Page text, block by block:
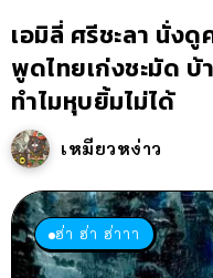
เอมิลี่ ศรีชะลา นั่ง
พูดไทยเก่งชะมัด บ้
ทำไมหุบยิ้มไม่ได้
เหมียวหง่าว
ฮ่า ฮ่า ฮ่าาา